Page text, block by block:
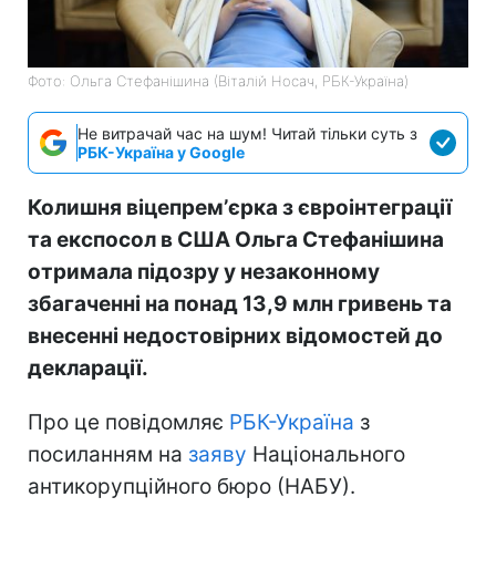
Фото: Ольга Стефанішина (Віталій Носач, РБК-Україна)
Не витрачай час на шум! Читай тільки суть з
РБК-Україна у Google
Колишня віцепремʼєрка з євроінтеграції
та експосол в США Ольга Стефанішина
отримала підозру у незаконному
збагаченні на понад 13,9 млн гривень та
внесенні недостовірних відомостей до
декларації.
Про це повідомляє РБК-Україна з
посиланням на заяву Національного
антикорупційного бюро (НАБУ).